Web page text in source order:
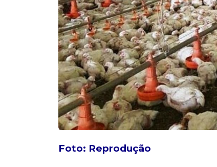
Foto: Reprodução